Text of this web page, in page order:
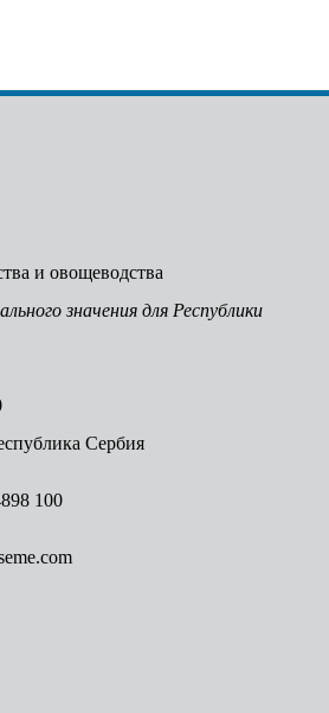
и овощеводства
значения для Республики
Сербия
100